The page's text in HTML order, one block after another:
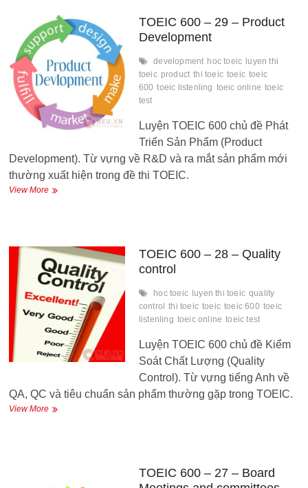
Renting
and
Leasing
TOEIC 600 – 29 – Product
Development
development hoc toeic luyen thi
toeic product thi toeic toeic toeic
600 toeic listenling toeic online toeic
test
Luyện TOEIC 600 chủ đề Phát
Triển Sản Phẩm (Product
Development). Từ vựng về R&D và ra mắt sản phẩm mới
thường xuất hiện trong đề thi TOEIC.
View MoreTOEIC
Product
Development
TOEIC 600 – 28 – Quality
control
hoc toeic luyen thi toeic quality
control
thi toeic toeic toeic 600 toeic
listenling toeic online toeic test
Luyện TOEIC 600 chủ đề Kiểm
Soát Chất Lượng (Quality
Control). Từ vựng tiếng Anh về
QA, QC và tiêu chuẩn sản phẩm thường gặp trong TOEIC.
View MoreTOEIC
TOEIC 600 – 27 – Board